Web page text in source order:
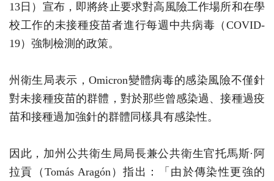
13日）宣布，即將終止要求對高風險工作場所和在學
校工作的未接種疫苗者進行每週中共病毒（COVID-
19）強制檢測的政策。
州衛生局表示，Omicron變體病毒的感染風險不僅針
對未接種疫苗的群體，對於那些曾感染過、接種過疫
苗和接種過加強針的群體同樣具有感染性。
因此，加州公共衛生局局長兼公共衛生官托馬斯·阿
拉貢（Tomás Aragón）指出：「由於傳染性更強的